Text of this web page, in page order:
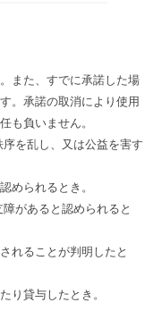
また、すでに承諾した場
。承諾の取消により使用
も負いません。
を乱し、又は公益を害す
められるとき。
があると認められると
れることが判明したと
り貸与したとき。